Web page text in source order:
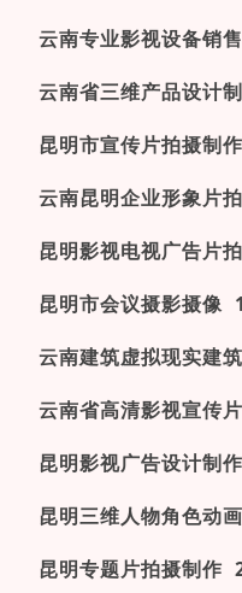
云南专业影视设备销
云南省三维产品设计
昆明市宣传片拍摄制
云南昆明企业形象片
昆明影视电视广告片
昆明市会议摄影摄像
云南建筑虚拟现实建
云南省高清影视宣传
昆明影视广告设计制
昆明三维人物角色动
昆明专题片拍摄制作